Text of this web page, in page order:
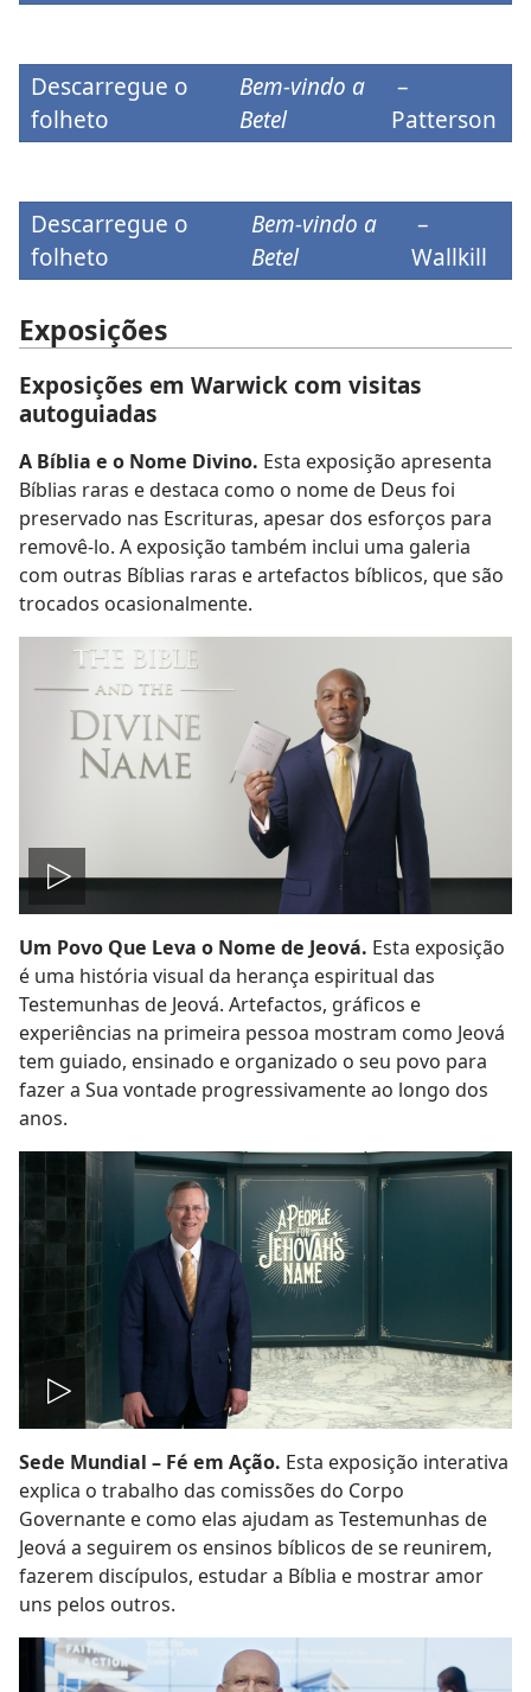
Descarregue o
folheto
Bem-vindo a
Betel
–
Patterson
Descarregue o
folheto
Bem-vindo a
Betel
–
Wallkill
Exposições
Exposições em Warwick com visitas
autoguiadas
A Bíblia e o Nome Divino. Esta exposição apresenta
Bíblias raras e destaca como o nome de Deus foi
preservado nas Escrituras, apesar dos esforços para
removê-lo. A exposição também inclui uma galeria
com outras Bíblias raras e artefactos bíblicos, que são
trocados ocasionalmente.
Reproduzir
vídeo
Um Povo Que Leva o Nome de Jeová. Esta exposição
é uma história visual da herança espiritual das
Testemunhas de Jeová. Artefactos, gráficos e
experiências na primeira pessoa mostram como Jeová
tem guiado, ensinado e organizado o seu povo para
fazer a Sua vontade progressivamente ao longo dos
anos.
Reproduzir
vídeo
Sede Mundial – Fé em Ação. Esta exposição interativa
explica o trabalho das comissões do Corpo
Governante e como elas ajudam as Testemunhas de
Jeová a seguirem os ensinos bíblicos de se reunirem,
fazerem discípulos, estudar a Bíblia e mostrar amor
uns pelos outros.